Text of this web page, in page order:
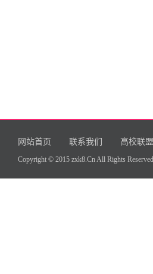
网站首页 联系我们 高校联盟
Copyright © 2015 zxk8.Cn All Rights Reserved